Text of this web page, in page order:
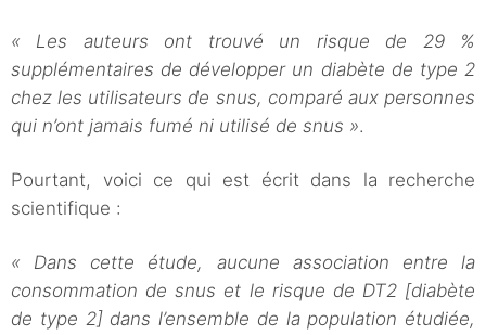
« Les auteurs ont trouvé un risque de 29 %
supplémentaires de développer un diabète de type 2
chez les utilisateurs de snus, comparé aux personnes
qui n’ont jamais fumé ni utilisé de snus ».
Pourtant, voici ce qui est écrit dans la recherche
scientifique :
« Dans cette étude, aucune association entre la
consommation de snus et le risque de DT2 [diabète
de type 2] dans l’ensemble de la population étudiée,